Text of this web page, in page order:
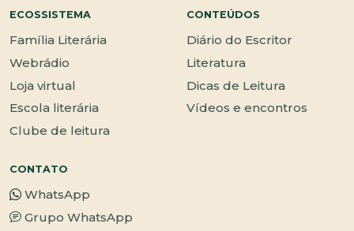
ECOSSISTEMA
Família Literária
Webrádio
Loja virtual
Escola literária
Clube de leitura
CONTEÚDOS
Diário do Escritor
Literatura
Dicas de Leitura
Vídeos e encontros
CONTATO
WhatsApp
Grupo WhatsApp